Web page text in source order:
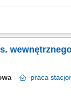
trybie zmianowym
praca